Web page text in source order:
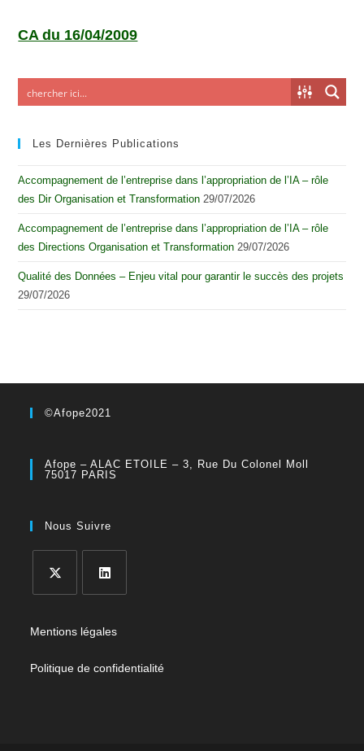
CA du 16/04/2009
Les Dernières Publications
Accompagnement de l’entreprise dans l’appropriation de l’IA – rôle
des Dir Organisation et Transformation 29/07/2026
Accompagnement de l’entreprise dans l’appropriation de l’IA – rôle
des Directions Organisation et Transformation 29/07/2026
Qualité des Données – Enjeu vital pour garantir le succès des projets
29/07/2026
©Afope2021
Afope – ALAC ETOILE – 3, Rue Du Colonel Moll
75017 PARIS
Nous Suivre
Mentions légales
Politique de confidentialité